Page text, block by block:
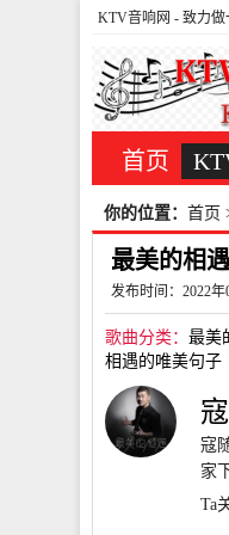
KTV音响网 - 致力
首页
你的位置： 首页
最美的相
发布时间：2022年
歌曲分类： 最美
相遇的唯美句子
寇
家
Ta